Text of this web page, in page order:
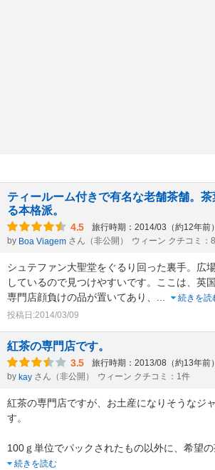
ティールーム付きで有名な老舗茶舗。
る本格派。
4.5 旅行時期：2014/03（約12年前）
by Boa Viagem さん（非公開） ウィーン クチコミ：
シュテファン大聖堂をぐるり回った裏手。広
しているので見つけやすいです。ここは、英
専門店顔負けの品が置いてあり、 ...
続きを読
投稿日:2014/03/09
紅茶の専門店です。
3.5 旅行時期：2013/08（約13年前）
by kay さん（非公開） ウィーン クチコミ：1件
紅茶の専門店ですが、お土産になりそうなジ
す。
100ｇ単位でパックされたもの以外に、希望
続きを読む